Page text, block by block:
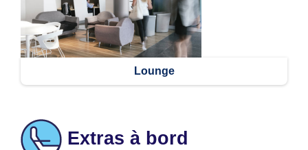
Lounge
Extras à bord